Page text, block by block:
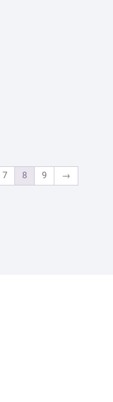
7 8 9 →